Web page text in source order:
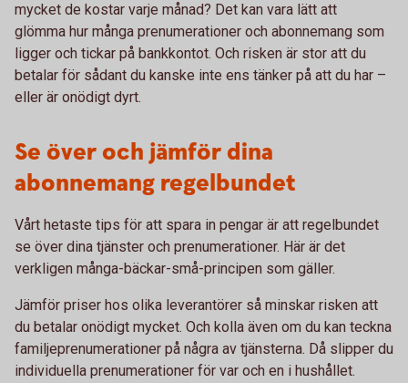
mycket de kostar varje månad? Det kan vara lätt att
glömma hur många prenumerationer och abonnemang som
ligger och tickar på bankkontot. Och risken är stor att du
betalar för sådant du kanske inte ens tänker på att du har –
eller är onödigt dyrt.
Se över och jämför dina
abonnemang regelbundet
Vårt hetaste tips för att spara in pengar är att regelbundet
se över dina tjänster och prenumerationer. Här är det
verkligen många-bäckar-små-principen som gäller.
Jämför priser hos olika leverantörer så minskar risken att
du betalar onödigt mycket. Och kolla även om du kan teckna
familjeprenumerationer på några av tjänsterna. Då slipper du
individuella prenumerationer för var och en i hushållet.